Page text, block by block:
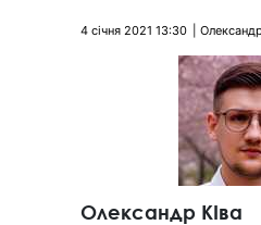
4 січня 2021 13:30
Олександр КІва